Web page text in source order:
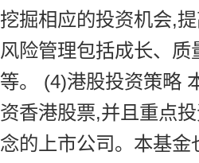
挖掘相应的投资机会,
风险管理包括成长、
等。 (4)港股投资策略
资香港股票,并且重点
念的上市公司。本基